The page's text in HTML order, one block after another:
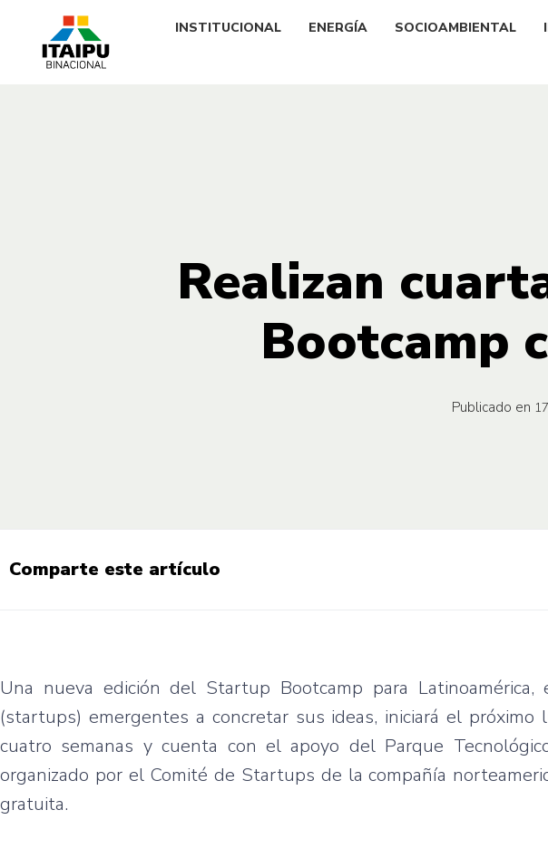
INSTITUCIONAL ENERGÍA SOCIOAMBIENTAL
Realizan
Bootcamp
Publicado en
Comparte este artículo
Una nueva edición del Startup Bootcamp para
(startups) emergentes a concretar sus ideas, iniciará el
cuatro semanas y cuenta con el apoyo del Parque
organizado por el Comité de Startups de la compañía
gratuita.